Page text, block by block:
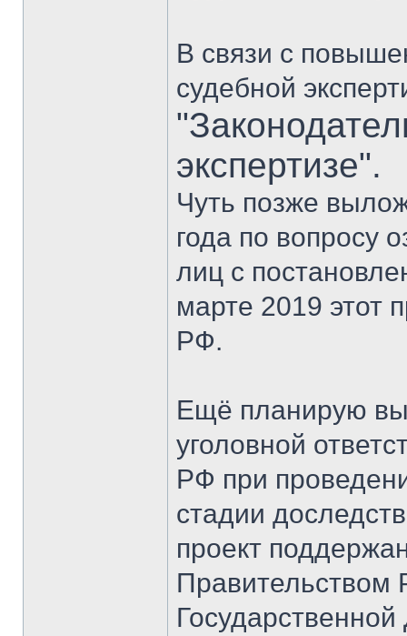
В связи с
судебной
экспертизе".
Чуть позже
года по вопросу
лиц с
марте 2019 этот
РФ.
Ещё планирую
уголовной
РФ при
стадии
проект
Правительством